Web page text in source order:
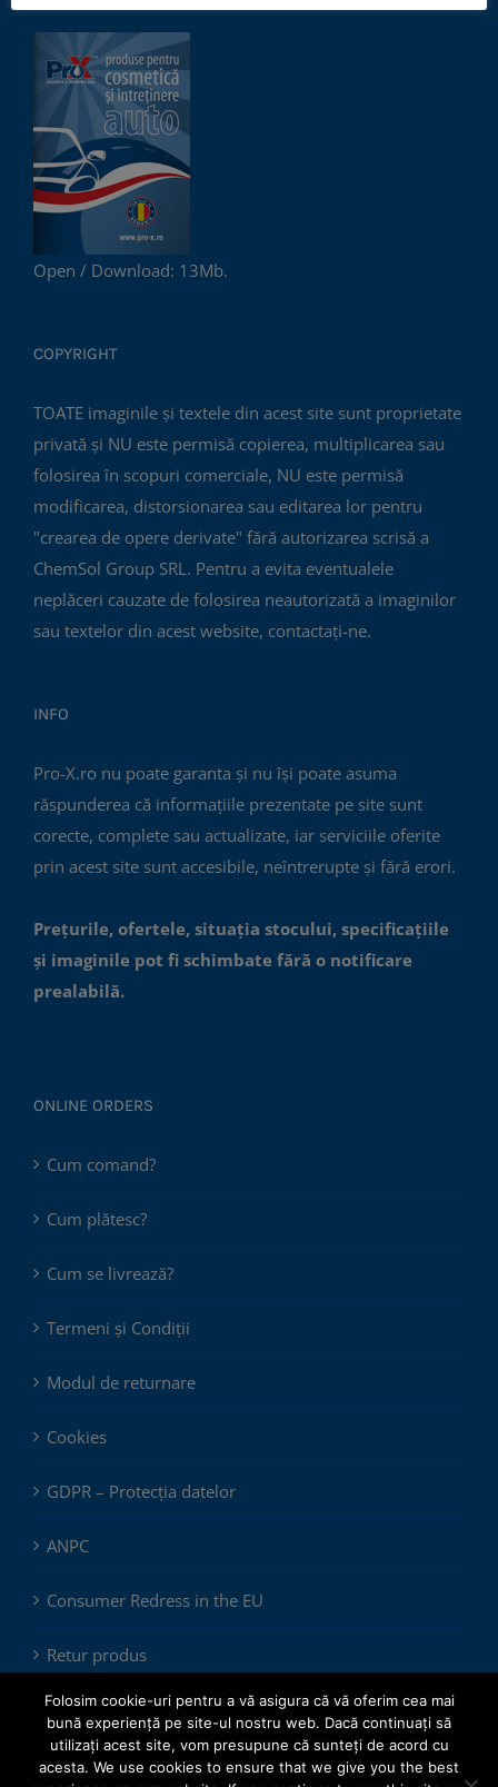
Open / Download: 13Mb.
COPYRIGHT
TOATE imaginile și textele din acest site sunt proprietate
privată și NU este permisă copierea, multiplicarea sau
folosirea în scopuri comerciale, NU este permisă
modificarea, distorsionarea sau editarea lor pentru
"crearea de opere derivate" fără autorizarea scrisă a
ChemSol Group SRL. Pentru a evita eventualele
neplăceri cauzate de folosirea neautorizată a imaginilor
sau textelor din acest website, contactați-ne.
INFO
Pro-X.ro nu poate garanta și nu își poate asuma
răspunderea că informațiile prezentate pe site sunt
corecte, complete sau actualizate, iar serviciile oferite
prin acest site sunt accesibile, neîntrerupte și fără erori.
Prețurile, ofertele, situația stocului, specificațiile
și imaginile pot fi schimbate fără o notificare
prealabilă.
ONLINE ORDERS
Cum comand?
Cum plătesc?
Cum se livrează?
Termeni și Condiții
Modul de returnare
Cookies
GDPR – Protecția datelor
ANPC
Consumer Redress in the EU
Retur produs
Folosim cookie-uri pentru a vă asigura că vă oferim cea mai
bună experiență pe site-ul nostru web. Dacă continuați să
utilizați acest site, vom presupune că sunteți de acord cu
acesta. We use cookies to ensure that we give you the best